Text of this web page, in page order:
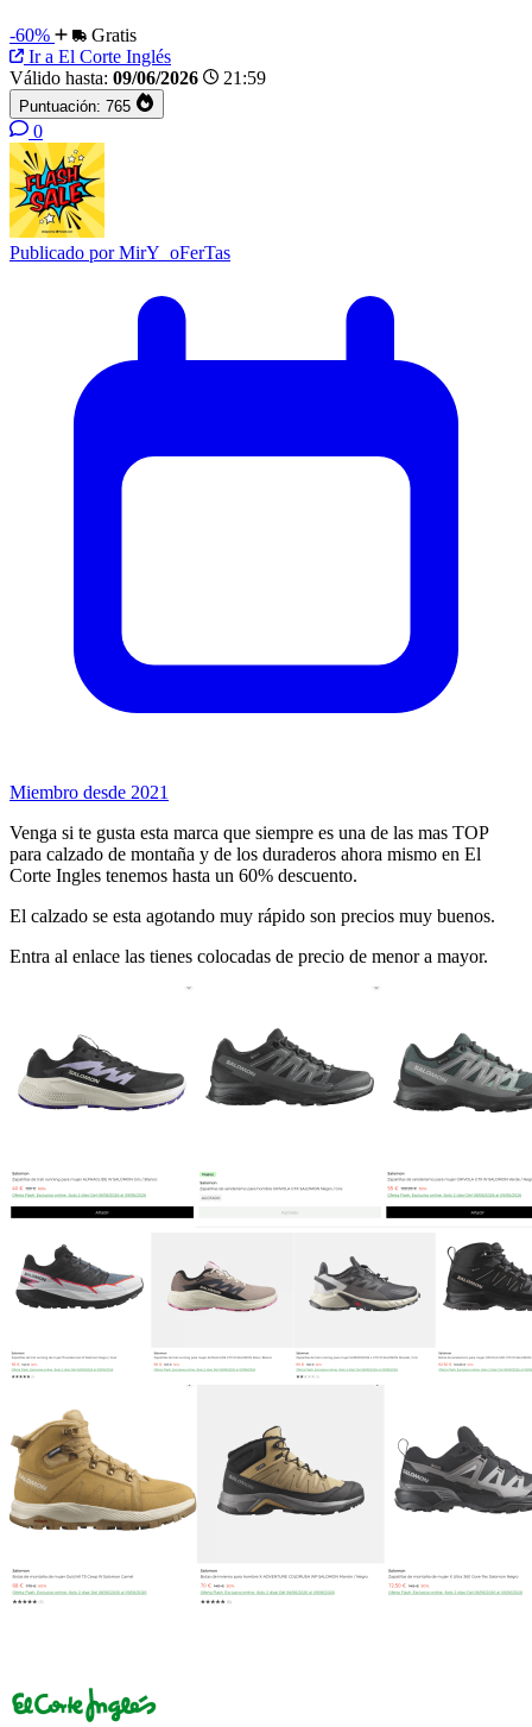
-60%
Gratis
Ir a El Corte Inglés
Válido hasta: 09/06/2026 21:59
Puntuación: 765
0
Publicado porMirY_oFerTas
Miembro desde 2021
Venga si te gusta esta marca que siempre es una de las mas TOP
para calzado de montaña y de los duraderos ahora mismo en El
Corte Ingles tenemos hasta un 60% descuento.
El calzado se esta agotando muy rápido son precios muy buenos.
Entra al enlace las tienes colocadas de precio de menor a mayor.